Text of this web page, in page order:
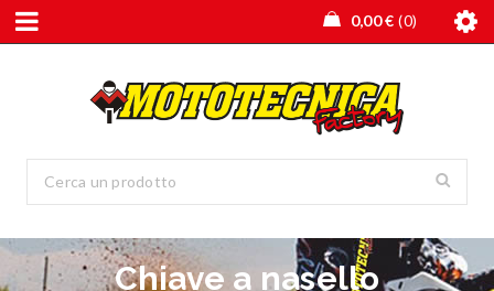
0,00€ 0
Chiave a nasello